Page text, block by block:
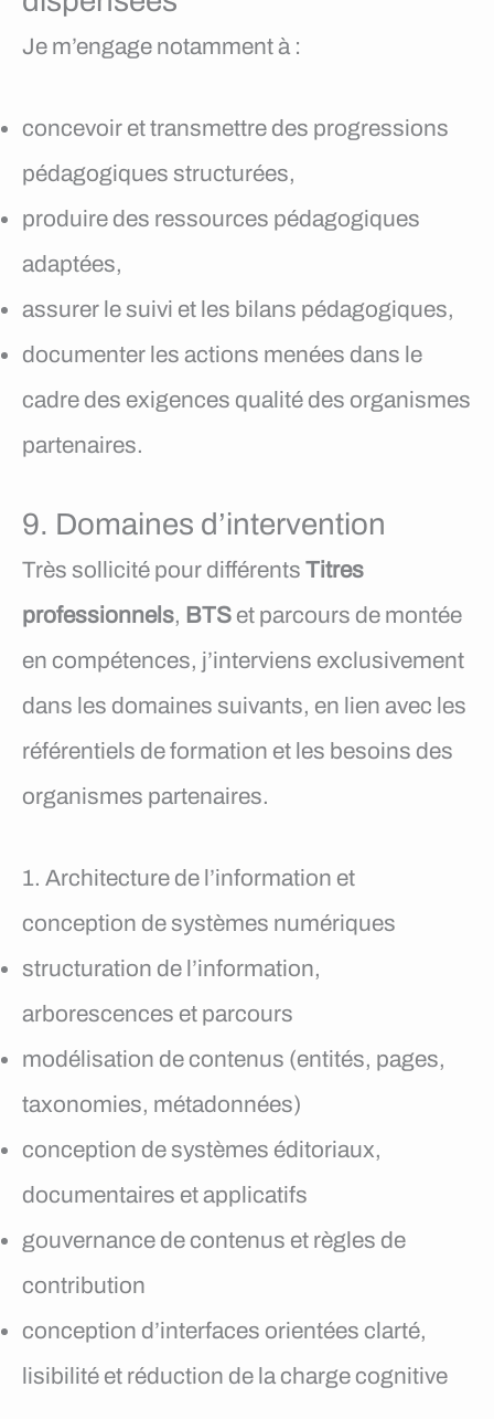
Je m’engage notamment à :
concevoir et transmettre des progressions
pédagogiques structurées,
produire des ressources pédagogiques
adaptées,
assurer le suivi et les bilans pédagogiques,
documenter les actions menées dans le
cadre des exigences qualité des organismes
partenaires.
9. Domaines d’intervention
Très sollicité pour différents Titres
professionnels, BTS et parcours de montée
en compétences, j’interviens exclusivement
dans les domaines suivants, en lien avec les
référentiels de formation et les besoins des
organismes partenaires.
1. Architecture de l’information et
conception de systèmes numériques
structuration de l’information,
arborescences et parcours
modélisation de contenus (entités, pages,
taxonomies, métadonnées)
conception de systèmes éditoriaux,
documentaires et applicatifs
gouvernance de contenus et règles de
contribution
conception d’interfaces orientées clarté,
lisibilité et réduction de la charge cognitive